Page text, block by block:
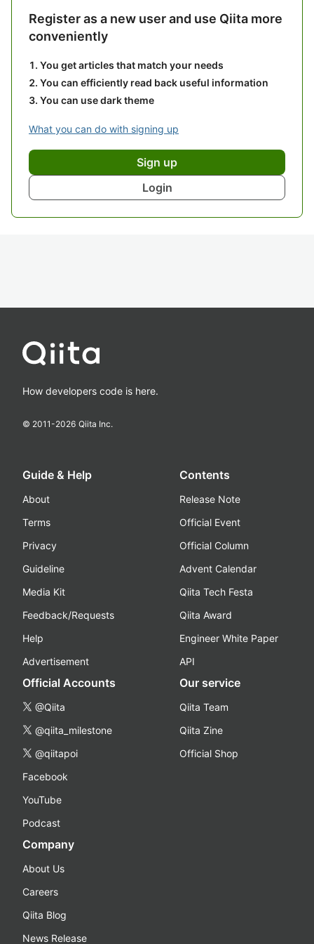
Register as a new user and use Qiita more
conveniently
You get articles that match your needs
You can efficiently read back useful information
You can use dark theme
What you can do with signing up
Sign up
Login
How developers code is here.
© 2011-2026 Qiita Inc.
Guide & Help
About
Terms
Privacy
Guideline
Media Kit
Feedback/Requests
Help
Advertisement
Contents
Release Note
Official Event
Official Column
Advent Calendar
Qiita Tech Festa
Qiita Award
Engineer White Paper
API
Official Accounts
@Qiita
@qiita_milestone
@qiitapoi
Facebook
YouTube
Podcast
Our service
Qiita Team
Qiita Zine
Official Shop
Company
About Us
Careers
Qiita Blog
News Release